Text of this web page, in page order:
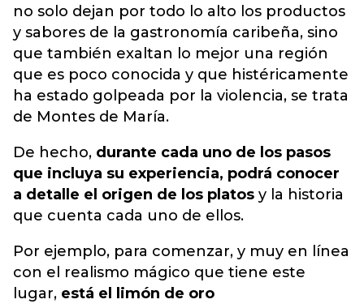
no solo dejan por todo lo alto los productos
y sabores de la gastronomía caribeña, sino
que también exaltan lo mejor una región
que es poco conocida y que histéricamente
ha estado golpeada por la violencia, se trata
de Montes de María.
De hecho, durante cada uno de los pasos
que incluya su experiencia, podrá conocer
a detalle el origen de los platos y la historia
que cuenta cada uno de ellos.
Por ejemplo, para comenzar, y muy en línea
con el realismo mágico que tiene este
lugar, está el limón de oro